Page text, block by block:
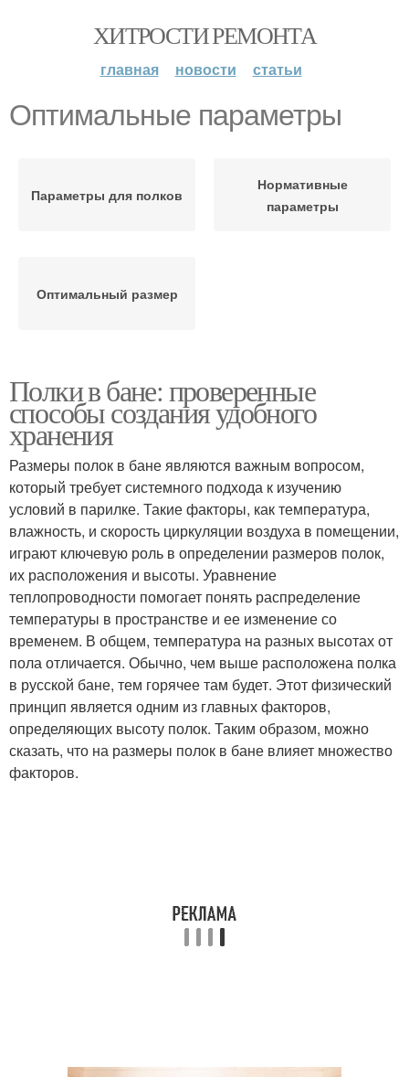
ХИТРОСТИ РЕМОНТА
главная новости статьи
Оптимальные параметры
Параметры для полков
Нормативные
параметры
Оптимальный размер
Полки в бане: проверенные
способы создания удобного
хранения
Размеры полок в бане являются важным вопросом,
который требует системного подхода к изучению
условий в парилке. Такие факторы, как температура,
влажность, и скорость циркуляции воздуха в помещении,
играют ключевую роль в определении размеров полок,
их расположения и высоты. Уравнение
теплопроводности помогает понять распределение
температуры в пространстве и ее изменение со
временем. В общем, температура на разных высотах от
пола отличается. Обычно, чем выше расположена полка
в русской бане, тем горячее там будет. Этот физический
принцип является одним из главных факторов,
определяющих высоту полок. Таким образом, можно
сказать, что на размеры полок в бане влияет множество
факторов.